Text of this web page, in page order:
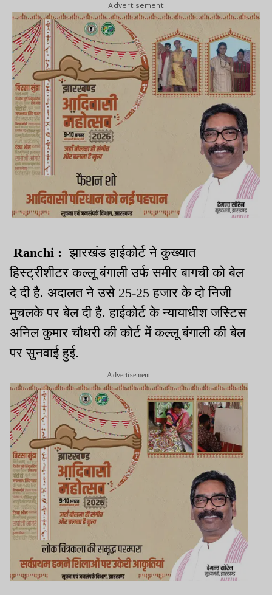
Advertisement
Ranchi : झारखंड हाईकोर्ट ने कुख्यात
हिस्ट्रीशीटर कल्लू बंगाली उर्फ समीर बागची को बेल
दे दी है. अदालत ने उसे 25-25हजार के दो निजी
मुचलके पर बेल दी है. हाईकोर्ट के न्यायाधीश जस्टिस
अनिल कुमार चौधरी की कोर्ट में कल्लू बंगाली की बेल
पर सुनवाई हुई.
Advertisement